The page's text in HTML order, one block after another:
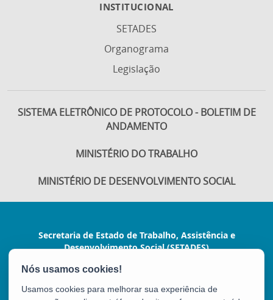
INSTITUCIONAL
SETADES
Organograma
Legislação
SISTEMA ELETRÔNICO DE PROTOCOLO - BOLETIM DE
ANDAMENTO
MINISTÉRIO DO TRABALHO
MINISTÉRIO DE DESENVOLVIMENTO SOCIAL
Secretaria de Estado de Trabalho, Assistência e
Desenvolvimento Social (SETADES)
Rua Dr. João Carlos Souza, nº 107, Ed. Green
CEP: 29057-530 - Vitória / ES
Usamos cookies para melhorar sua experiência de